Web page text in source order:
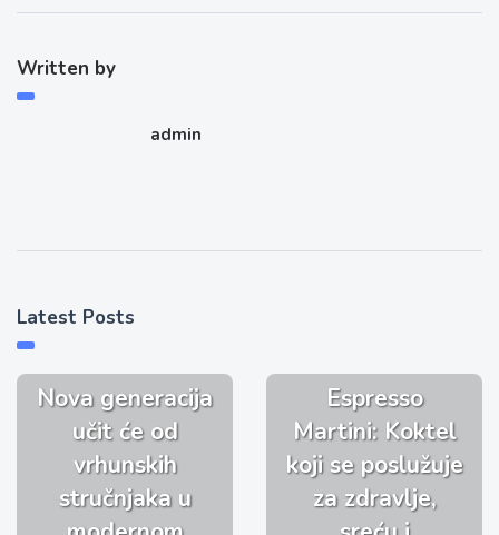
Written by
admin
Latest Posts
Nova generacija
učit će od
vrhunskih
stručnjaka u
Espresso
Martini: Koktel
koji se poslužuje
za zdravlje,